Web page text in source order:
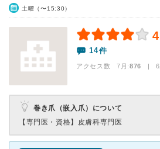
土曜（〜15:30）
14件
アクセス数 7月:876 | 6
巻き爪（嵌入爪）について
【専門医・資格】 皮膚科専門医